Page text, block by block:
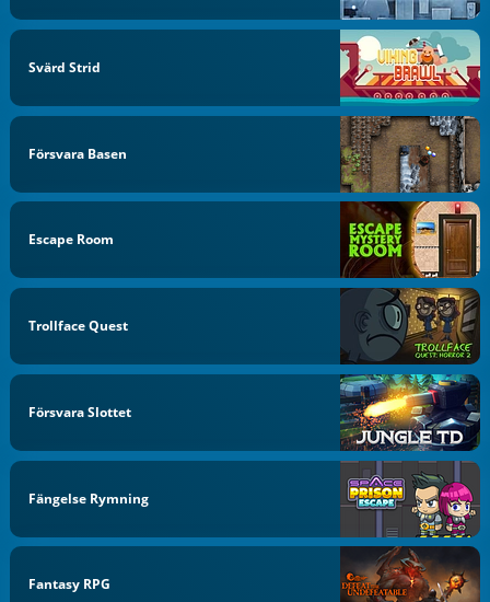
Svärd Strid
Försvara Basen
Escape Room
Trollface Quest
Försvara Slottet
Fängelse Rymning
Fantasy RPG